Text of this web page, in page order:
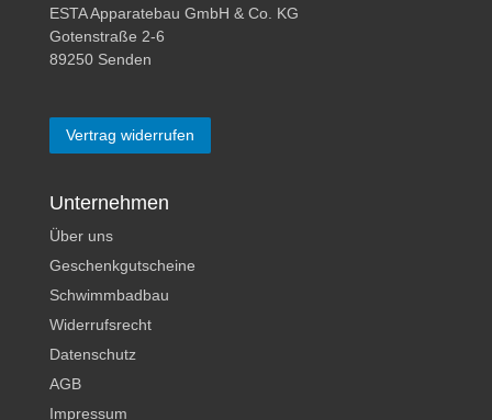
ESTA Apparatebau GmbH & Co. KG
Gotenstraße 2-6
89250 Senden
Vertrag widerrufen
Unternehmen
Über uns
Geschenkgutscheine
Schwimmbadbau
Widerrufsrecht
Datenschutz
AGB
Impressum